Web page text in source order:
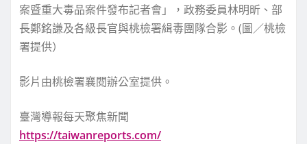
案暨重大毒品案件發布記者會」，政務委員林明昕、部
長鄭銘謙及各級長官與桃檢署緝毒團隊合影。(圖／桃檢
署提供）
影片由桃檢署襄閱辦公室提供。
臺灣導報每天聚焦新聞
https://taiwanreports.com/